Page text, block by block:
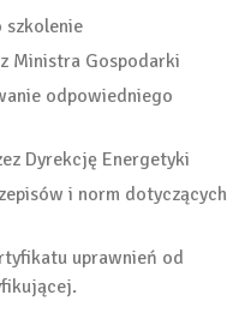
szkolenie
Ministra Gospodarki
odpowiedniego
Dyrekcję Energetyki
i norm dotyczących
uprawnień od